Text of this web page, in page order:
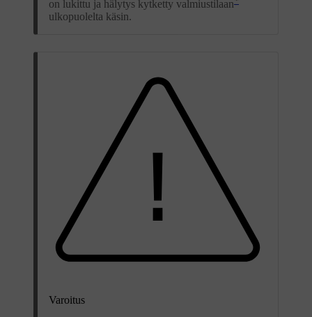
on lukittu ja hälytys kytketty valmiustilaan
ulkopuolelta käsin.
Varoitus